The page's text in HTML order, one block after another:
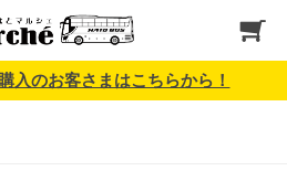
入のお客さまはこちらから！